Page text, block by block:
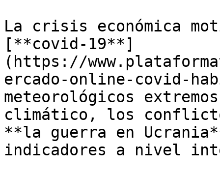
La crisis económica
[**covid-19**]
(https://
ercado-online-covid-
meteorológicos
climático, los
**la guerra en
indicadores a nivel